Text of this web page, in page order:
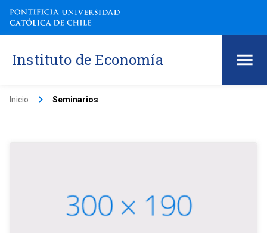
Instituto de Economía
Inicio keyboard_arrow_right Seminarios